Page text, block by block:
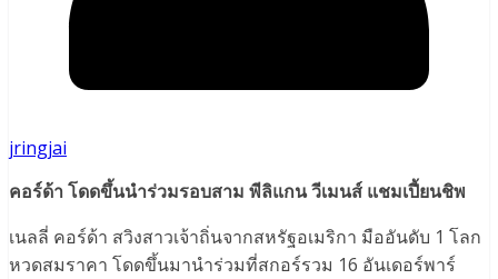
jringjai
คอร์ด้า โดดขึ้นนำร่วมรอบสาม พีลิแกน วีเมนส์ แชมเปี้ยนชิพ
เนลลี่ คอร์ด้า สวิงสาวเจ้าถิ่นจากสหรัฐอเมริกา มืออันดับ 1 โลก
หวดสมราคา โดดขึ้นมานำร่วมที่สกอร์รวม 16 อันเดอร์พาร์